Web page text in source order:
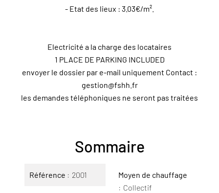
- Etat des lieux : 3.03€/m².
Electricité a la charge des locataires
1 PLACE DE PARKING INCLUDED
envoyer le dossier par e-mail uniquement Contact :
gestion@fshh.fr
les demandes téléphoniques ne seront pas traitées
Sommaire
Référence 2001
Moyen de chauffage
Collectif